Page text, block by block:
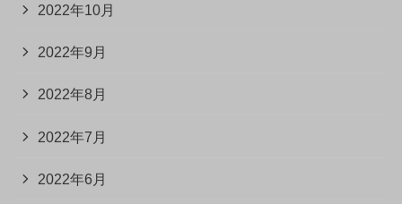
2022年10月
2022年9月
2022年8月
2022年7月
2022年6月